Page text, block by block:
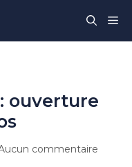
ouverture
commentaire